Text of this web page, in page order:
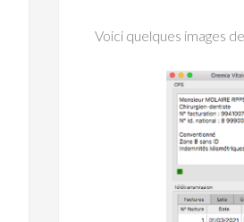
Voici quelques images